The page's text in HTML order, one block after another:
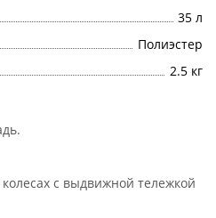
35 л
Полиэстер
2.5 кг
.
с выдвижной тележкой